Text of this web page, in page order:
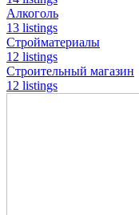
Алкоголь
13 listings
Стройматериалы
12 listings
Строительный магазин
12 listings